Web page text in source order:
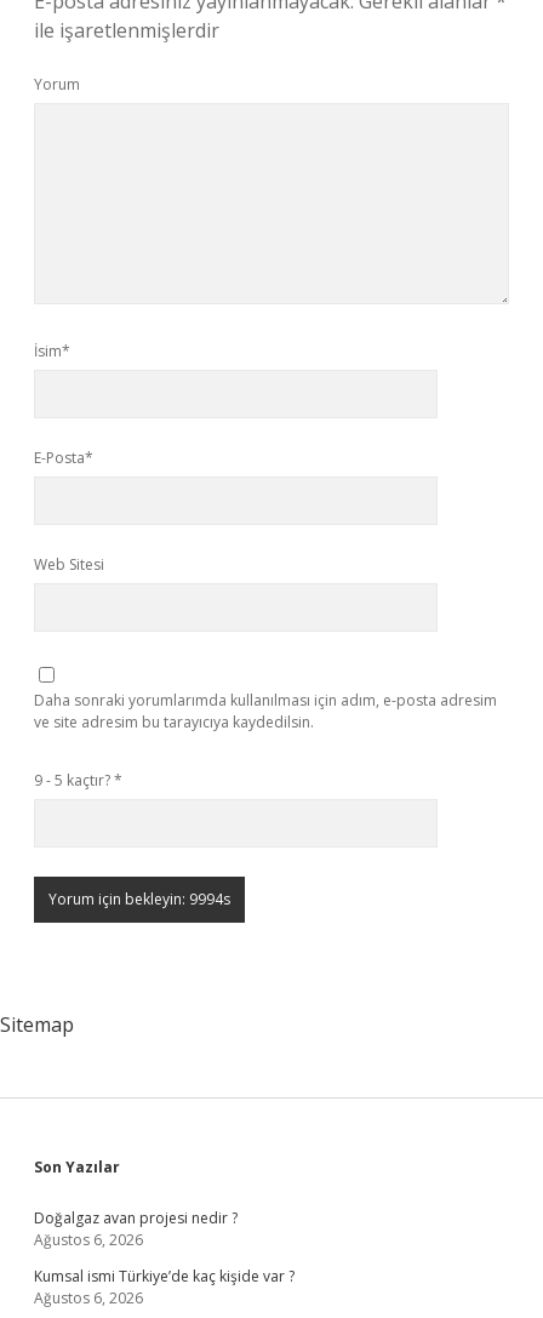
ile işaretlenmişlerdir
Yorum
İsim*
E-Posta*
Web Sitesi
Daha sonraki yorumlarımda kullanılması için adım, e-posta adresim
ve site adresim bu tarayıcıya kaydedilsin.
9 - 5 kaçtır?*
Sitemap
Sidebar
Son Yazılar
Doğalgaz avan projesi nedir ?
Ağustos 6, 2026
Kumsal ismi Türkiye’de kaç kişide var ?
Ağustos 6, 2026